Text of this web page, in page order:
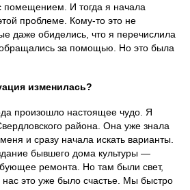
помещением. И тогда я начала
проблеме. Кому-то это не
даже обиделись, что я перечислила
за помощью. Но это была
изменилась?
произошло настоящее чудо. Я
района. Она уже знала
и сразу начала искать варианты.
бывшего дома культуры —
ремонта. Но там были свет,
это уже было счастье. Мы быстро